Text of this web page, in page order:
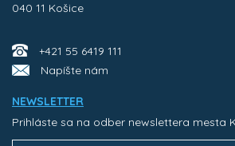
040 11 Košice
+421 55 6419 111
Napíšte nám
NEWSLETTER
Prihláste sa na odber newslettera mesta